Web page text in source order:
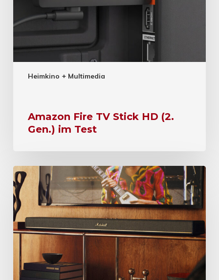
Heimkino + Multimedia
Amazon Fire TV Stick HD (2.
Gen.) im Test